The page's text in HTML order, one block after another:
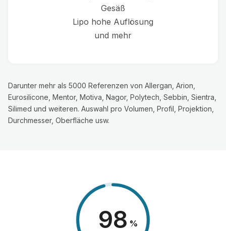
Gesäß
Lipo hohe Auflösung
und mehr
Darunter mehr als 5000 Referenzen von Allergan, Arion,
Eurosilicone, Mentor, Motiva, Nagor, Polytech, Sebbin, Sientra,
Silimed und weiteren. Auswahl pro Volumen, Profil, Projektion,
Durchmesser, Oberfläche usw.
98 %